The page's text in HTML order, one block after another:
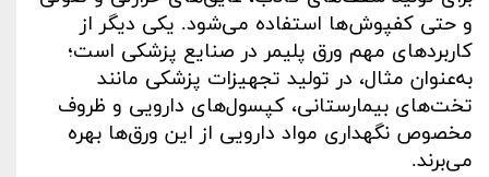
و حتی کفپوش‌ها استفاده می‌شود. یکی دیگر از
کاربردهای مهم ورق پلیمر در صنایع پزشکی است؛
به‌عنوان مثال، در تولید تجهیزات پزشکی مانند
تخت‌های بیمارستانی، کپسول‌های دارویی و ظروف
مخصوص نگهداری مواد دارویی از این ورق‌ها بهره
می‌برند.